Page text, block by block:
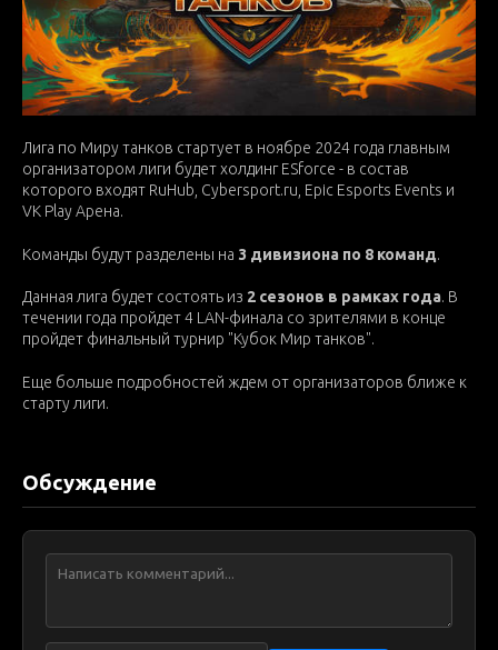
Лига по Миру танков стартует в ноябре 2024 года главным
организатором лиги будет холдинг ESforce - в состав
которого входят RuHub, Cybersport.ru, Epic Esports Events и
VK Play Арена.
Команды будут разделены на 3 дивизиона по 8 команд.
Данная лига будет состоять из 2 сезонов в рамках года. В
течении года пройдет 4 LAN-финала со зрителями в конце
пройдет финальный турнир "Кубок Мир танков".
Еще больше подробностей ждем от организаторов ближе к
старту лиги.
Обсуждение